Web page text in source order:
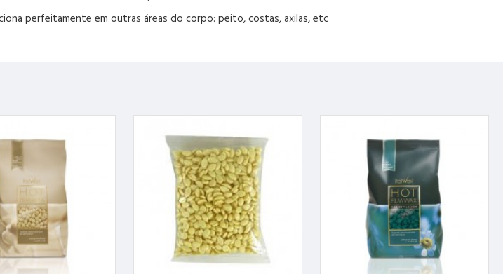
perfeitamente em outras áreas do corpo: peito, costas, axilas, etc